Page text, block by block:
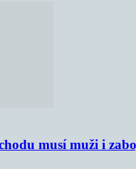
musí muži i